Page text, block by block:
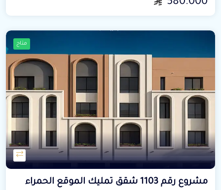
متاح
مشروع رقم 1103 شقق تمليك الموقع الحمراء